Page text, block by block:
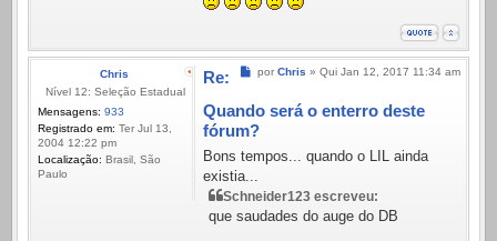
Chris
Nível 12: Seleção Estadual
Mensagens: 933
Registrado em: Ter Jul 13,
2004 12:22 pm
Localização: Brasil, São
Paulo
Mensagem
por Chris » Qui Jan 12, 2017 11:34 am
Re:
Quando será o enterro deste
fórum?
Bons tempos... quando o LIL ainda
existia...
Schneider123 escreveu:
que saudades do auge do DB